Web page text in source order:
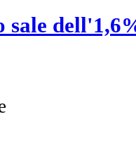
sale